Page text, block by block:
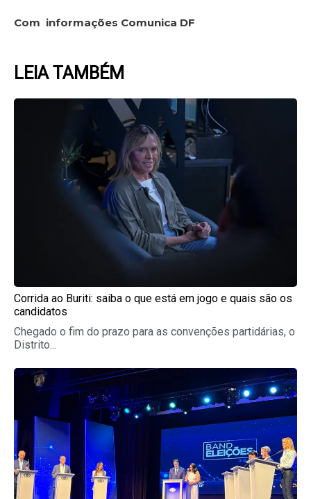
Com informações Comunica DF
LEIA TAMBÉM
Corrida ao Buriti: saiba o que está em jogo e quais são os
candidatos
Chegado o fim do prazo para as convenções partidárias, o
Distrito...
PagePage PagePagePage